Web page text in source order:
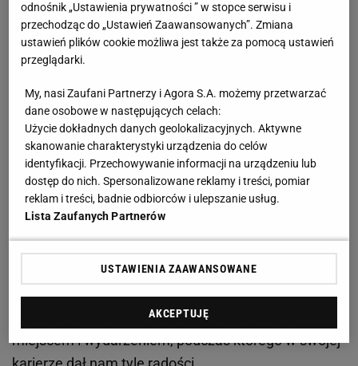
Zobacz wideoKacper Tomasiak już jest idolem
kibiców! "Najlepszy dzień"
Teraz był przygotowany i co najmniej kilkukrotnie
dawał sygnały, że jest w stanie - przy swoich
najlepszychskokachi najwyższej dyspozycji -
powalczyć z najlepszymi. Niestety, w Predazzo,
gdzie 13 lat temu wywalczył pierwszy medal wielkiej
imprezy na mistrzostwach świata, teraz wszystko
skończyło się w gorzki sposób. A Stoch, choć nie
niektórych rzeczy nie chciał, albo nie potrafił
powiedzieć na głos. Widać, że jeszcze długo będzie
trawił to, jak pożegnał się z tym wspaniałym
miejscem i wydarzeniem, podczas którego w swojej
odnośnik „Ustawienia prywatności ” w stopce serwisu i
przechodząc do „Ustawień Zaawansowanych”. Zmiana
ustawień plików cookie możliwa jest także za pomocą ustawień
przeglądarki.
My, nasi Zaufani Partnerzy i Agora S.A. możemy przetwarzać
dane osobowe w następujących celach:
Użycie dokładnych danych geolokalizacyjnych. Aktywne
skanowanie charakterystyki urządzenia do celów
identyfikacji. Przechowywanie informacji na urządzeniu lub
dostęp do nich. Spersonalizowane reklamy i treści, pomiar
reklam i treści, badnie odbiorców i ulepszanie usług.
Lista Zaufanych Partnerów
USTAWIENIA ZAAWANSOWANE
AKCEPTUJĘ